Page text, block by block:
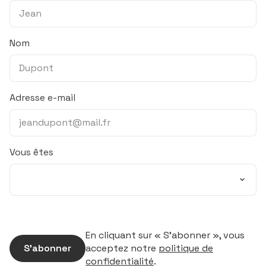
Nom
Adresse e-mail
Vous êtes
S’abonner
En cliquant sur « S’abonner », vous
acceptez notre politique de
confidentialité.